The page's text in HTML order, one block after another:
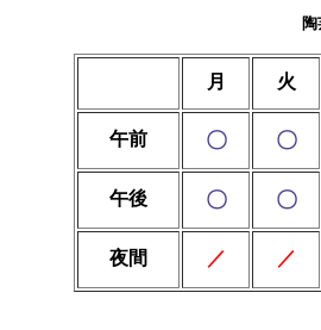
月 火
午前 〇 〇
午後 〇 〇
夜間 ／ ／